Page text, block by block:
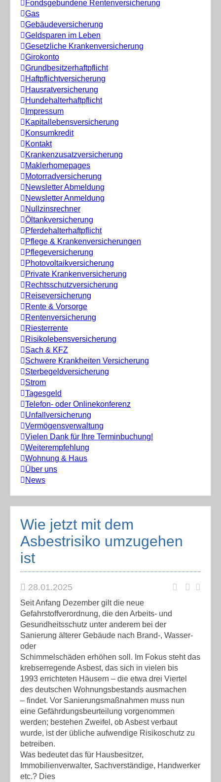
Fondsgebundene Rentenversicherung
Gas
Gebäudeversicherung
Geldsparen im Leben
Gesetzliche Krankenversicherung
Girokonto
Grundbesitzerhaftpflicht
Haftpflichtversicherung
Hausratversicherung
Hundehalterhaftpflicht
Impressum
Kapitallebensversicherung
Konsumkredit
Kontakt
Krankenzusatzversicherung
Maklerhomepages
Motorradversicherung
Newsletter Abmeldung
Newsletter Anmeldung
Nullzinsrechner
Öltankversicherung
Pferdehalterhaftpflicht
Pflege & Krankenversicherungen
Pflegeversicherung
Photovoltaikversicherung
Private Krankenversicherung
Rechtsschutzversicherung
Reiseversicherung
Rente & Vorsorge
Rentenversicherung
Riesterrente
Risikolebensversicherung
Sach & KFZ
Schwere Krankheiten Versicherung
Sterbegeldversicherung
Strom
Tagesgeld
Telefon- oder Onlinekonferenz
Unfallversicherung
Vermögensverwaltung
Vielen Dank für Ihre Terminbuchung!
Weiterempfehlung
Wohnung & Haus
Über uns
News
Wie jetzt mit dem
Asbestrisiko umzugehen
ist
28.01.2025
Seit Anfang Dezember gilt die neue
Gefahrstoffverordnung, die den Arbeits- und
Gesundheitsschutz unter anderem bei der
Sanierung älterer Gebäude nach Brand-, Wasser-
oder
Schimmelschäden erhöhen soll. Im Fokus steht das
krebserregende Asbest, das sich in vielen bis
1993 errichteten Häusern – die etwa drei Viertel
des deutschen Wohnungsbestands ausmachen
– findet. Vor Sanierungsmaßnahmen muss nun
eine Gefährdungsbeurteilung vorgenommen
werden; bestehen Zweifel, ob Asbest verbaut
wurde, ist der übliche aufwendige Risikoschutz zu
betreiben.
Was bedeutet das für Hausbesitzer,
Immobilienverwalter, Sachverständige, Handwerker
etc.? Dies